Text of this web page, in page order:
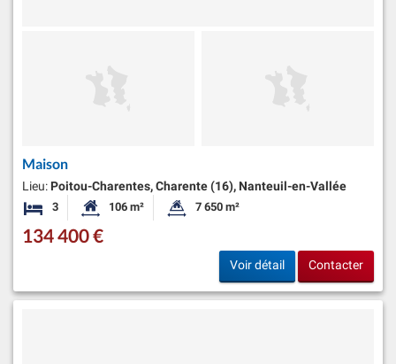
Maison
Lieu: Poitou-Charentes, Charente (16), Nanteuil-en-Vallée
3 Chambres Surface habitable:
106 m² Superficie du terrain:
7 650 m²
134 400 €
Voir détail Contacter